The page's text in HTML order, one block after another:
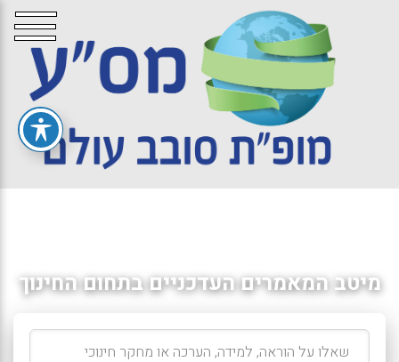
מיטב המאמרים העדכניים בתחום החינוך